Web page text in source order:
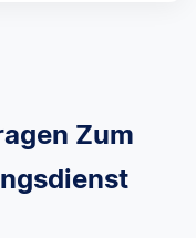
Zum